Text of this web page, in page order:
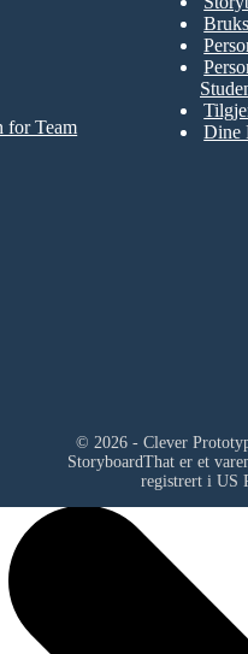
for Team
Dine
© 2026 - Clever
StoryboardThat er et
registrert i US